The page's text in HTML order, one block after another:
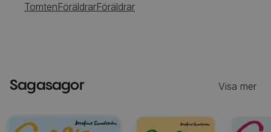
TomtenFöräldrarFöräldrar
Sagasagor Visa mer